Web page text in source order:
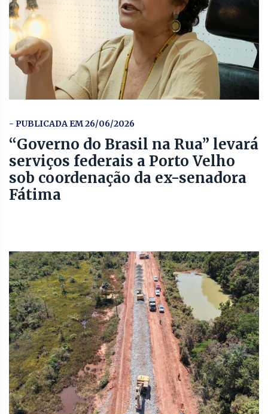
- PUBLICADA EM 26/06/2026
“Governo do Brasil na Rua” levará
serviços federais a Porto Velho
sob coordenação da ex-senadora
Fátima